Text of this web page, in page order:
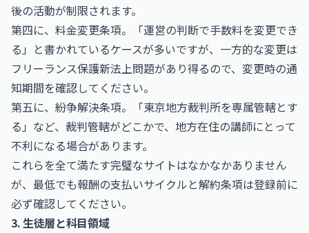
後の活動が制限されます。
第四に、料金変更条項。「運営の判断で手数料を変更でき
る」と書かれているケースが多いですが、一方的な変更は
フリーランス保護新法上問題があり得るので、変更時の通
知期間を確認してください。
第五に、紛争解決条項。「東京地方裁判所を専属管轄とす
る」など、裁判管轄がどこかで、地方在住の講師にとって
不利になる場合があります。
これらを全て満たす完璧なサイトはなかなかありません
が、最低でも報酬の支払いサイクルと解約条項は登録前に
必ず確認してください。
3. 生徒層と科目領域